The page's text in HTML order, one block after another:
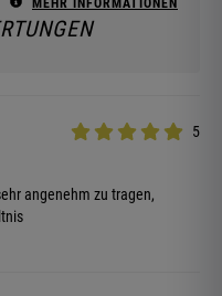
MEHR INFORMATIONEN
5
angenehm zu tragen,